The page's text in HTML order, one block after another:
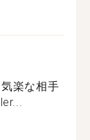
楽な相手